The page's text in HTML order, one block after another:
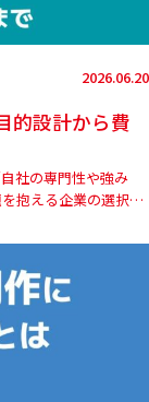
2026.06.20
的設計から費
社の専門性や強み
抱える企業の選択肢